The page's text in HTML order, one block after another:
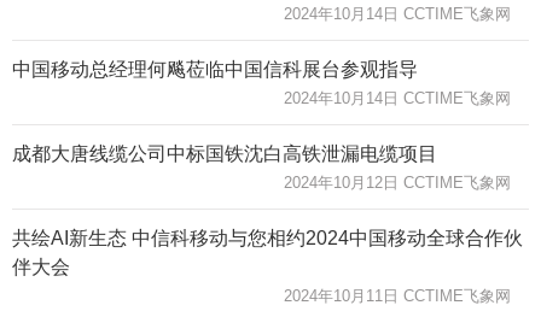
2024年10月14日 CCTIME飞象网
中国移动总经理何飚莅临中国信科展台参观指导
2024年10月14日 CCTIME飞象网
成都大唐线缆公司中标国铁沈白高铁泄漏电缆项目
2024年10月12日 CCTIME飞象网
共绘AI新生态 中信科移动与您相约2024中国移动全球合作伙
伴大会
2024年10月11日 CCTIME飞象网